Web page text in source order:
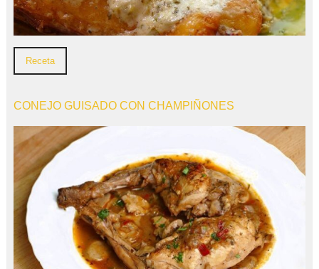
Receta
CONEJO GUISADO CON CHAMPIÑONES